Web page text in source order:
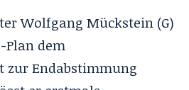
Wolfgang Mückstein (G)
Plan dem
zur Endabstimmung